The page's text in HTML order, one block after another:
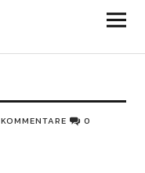
KOMMENTARE 0